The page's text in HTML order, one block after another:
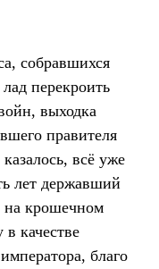
собравшихся
перекроить
выходка
правителя
всё уже
лет державший
на крошечном
качестве
благо